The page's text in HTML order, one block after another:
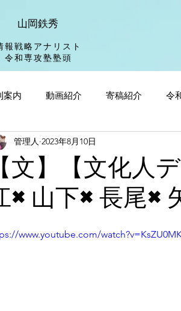
山岡鉄秀
報戦略アナリスト
​令和専攻塾塾頭
案内 動画紹介 寄稿紹介 令
【文】【文化人
×山下×長尾×
管理人 2023年8月10日
www.youtube.com/